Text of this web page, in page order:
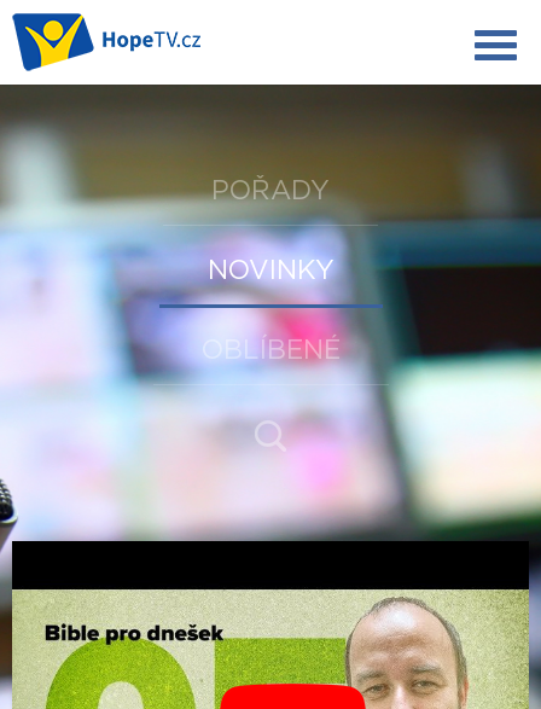
POŘADY
NOVINKY
OBLÍBENÉ